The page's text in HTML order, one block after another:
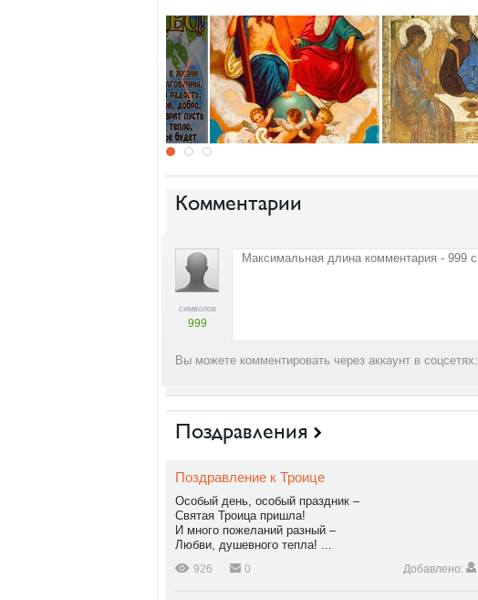
Комментарии
символов
999
Вы можете комментировать через аккаунт в соцсетях:
Поздравления
Поздравление к Троице
Особый день, особый праздник –
Святая Троица пришла!
И много пожеланий разный –
Любви, душевного тепла! ...
926 0 Добавлено: